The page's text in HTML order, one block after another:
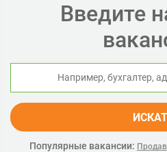
Введите
Популярные вакансии: